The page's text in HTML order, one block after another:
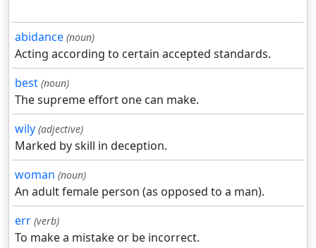
abidance (noun)
Acting according to certain accepted standards.
best (noun)
The supreme effort one can make.
wily (adjective)
Marked by skill in deception.
woman (noun)
An adult female person (as opposed to a man).
err (verb)
To make a mistake or be incorrect.